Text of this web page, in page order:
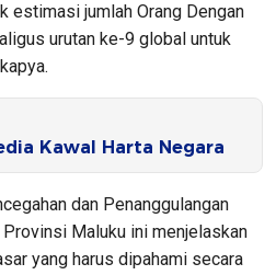
estimasi jumlah Orang Dengan
urutan ke-9 global untuk
Kawal Harta Negara
dan Penanggulangan
Maluku ini menjelaskan
yang harus dipahami secara